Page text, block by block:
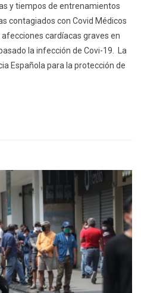
y tiempos de entrenamientos
contagiados con Covid Médicos
cardíacas graves en
la infección de Covi-19. La
Española para la protección de